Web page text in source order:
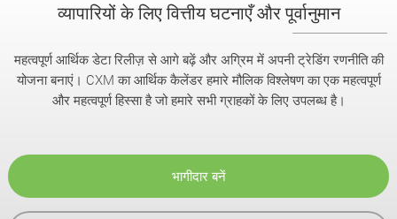
व्यापारियों के लिए वित्तीय घटनाएँ और पूर्वानुमान
महत्वपूर्ण आर्थिक डेटा रिलीज़ से आगे बढ़ें और अग्रिम में अपनी ट्रेडिंग रणनीति की
योजना बनाएं। CXM का आर्थिक कैलेंडर हमारे मौलिक विश्लेषण का एक महत्वपूर्ण
और महत्वपूर्ण हिस्सा है जो हमारे सभी ग्राहकों के लिए उपलब्ध है।
भागीदार बनें